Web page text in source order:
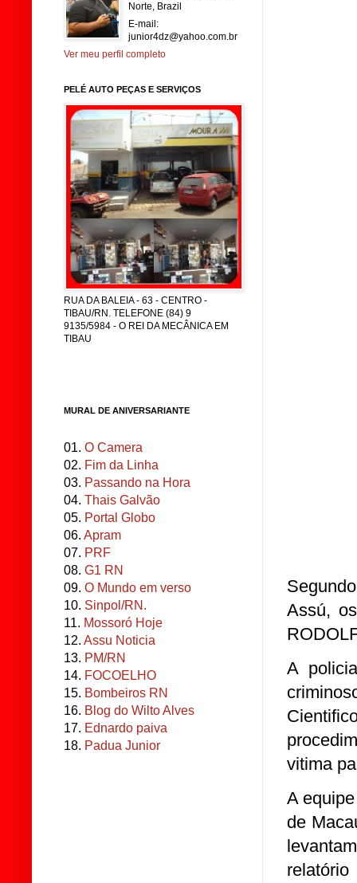
Assú,
A
vitima
A
de
Norte, Brazil
E-mail:
junior4dz@yahoo.com.br
Ver meu perfil completo
PELÉ AUTO PEÇAS E SERVIÇOS
RUA DA BALEIA - 63 - CENTRO -
TIBAU/RN. TELEFONE (84) 9
9135/5984 - O REI DA MECÂNICA EM
TIBAU
MURAL DE ANIVERSARIANTE
01. O Camera
02. Fim da Linha
03. Passando na Hora
04. Thais Galvão
05. Portal Globo
06. Apram
07. PRF
08. G1 RN
09. O Mundo em verso
10. Sinpol/RN.
11. Mossoró Hoje
12. Assu Noticia
13. PM/RN
14. FOCOELHO
15. Bombeiros RN
16. Blog do Wilto Alves
17. Ednardo paiva
18. Padua Junior